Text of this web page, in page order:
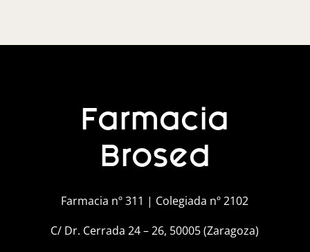
Farmacia
Brosed
Farmacia nº 311 | Colegiada nº 2102
C/ Dr. Cerrada 24 – 26, 50005 (Zaragoza)